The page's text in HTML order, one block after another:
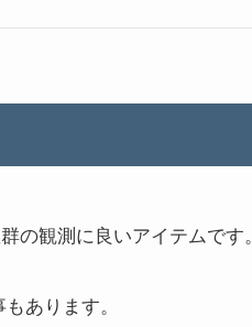
の観測に良いアイテムです。
あります。